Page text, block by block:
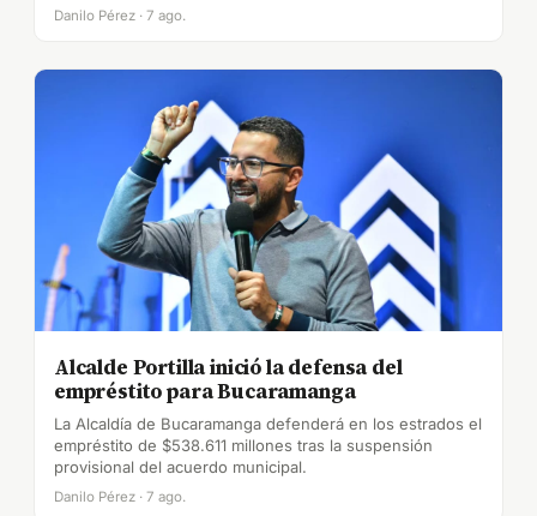
Danilo Pérez · 7 ago.
Alcalde Portilla inició la defensa del
empréstito para Bucaramanga
La Alcaldía de Bucaramanga defenderá en los estrados el
empréstito de $538.611 millones tras la suspensión
provisional del acuerdo municipal.
Danilo Pérez · 7 ago.